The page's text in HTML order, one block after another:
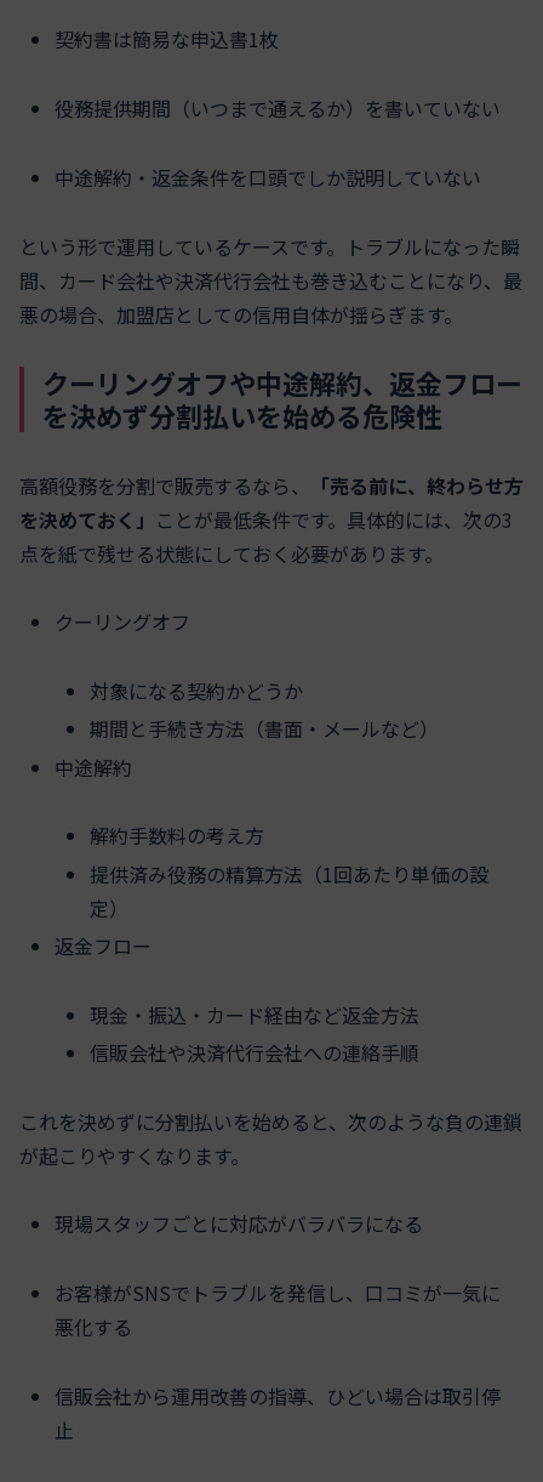
契約書は簡易な申込書1枚
役務提供期間（いつまで通えるか）を書いていない
中途解約・返金条件を口頭でしか説明していない
という形で運用しているケースです。トラブルになった瞬
間、カード会社や決済代行会社も巻き込むことになり、最
悪の場合、加盟店としての信用自体が揺らぎます。
クーリングオフや中途解約、返金フロー
を決めず分割払いを始める危険性
高額役務を分割で販売するなら、
「売る前に、終わらせ方
を決めておく」 ことが最低条件です。具体的には、次の3
点を紙で残せる状態にしておく必要があります。
クーリングオフ
対象になる契約かどうか
期間と手続き方法（書面・メールなど）
中途解約
解約手数料の考え方
提供済み役務の精算方法（1回あたり単価の設
定）
返金フロー
現金・振込・カード経由など返金方法
信販会社や決済代行会社への連絡手順
これを決めずに分割払いを始めると、次のような負の連鎖
が起こりやすくなります。
現場スタッフごとに対応がバラバラになる
お客様がSNSでトラブルを発信し、口コミが一気に
悪化する
信販会社から運用改善の指導、ひどい場合は取引停
止